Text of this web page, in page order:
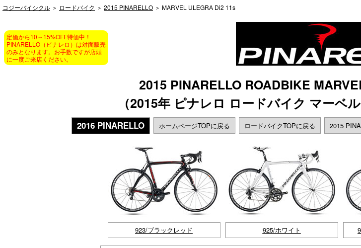
コジーバイシクル ＞ ロードバイク ＞ 2015 PINARELLO ＞ MARVEL ULEGRA Di2 11s
2015 PINARELLO ROADBIKE
（2015年 ピナレロ ロードバイク マーベ
定価から10～15%OFF特価中！
PINARELLO（ピナレロ）は対面販売
のみとなります。お手数ですが店頭
に一度ご来店ください。
2016 PINARELLO ホームページTOPに戻る ロードバイクTOPに戻る 2015
923/ブラックレッド 925/ホワイト